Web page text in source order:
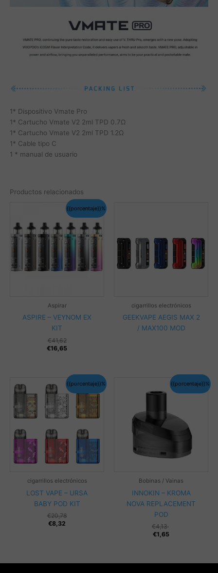
1* Dispositivo Vmate Pro
1* Cartucho Vmate V2 2ml TPD 0.7Ω
1* Cartucho Vmate V2 2ml TPD 1.2Ω
1* Cable tipo C
1 * manual de usuario
Productos relacionados
{{porcentaje}}%
Aspirar
ASPIRE – VEYNOM EX
KIT
€41,62
€16,65
cigarrillos electrónicos
GEEKVAPE AEGIS MAX 2
/ MAX100 MOD
{{porcentaje}}%
cigarrillos electrónicos
LOST VAPE – URSA
BABY POD KIT
€20,78
€8,32
{{porcentaje}}%
Bobinas / Vainas
INNOKIN – KROMA
NOVA REPLACEMENT
POD
€4,13
€1,65